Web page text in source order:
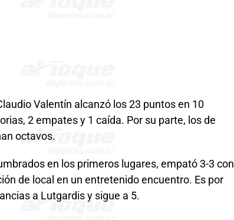
Valentín alcanzó los 23 puntos en 10
2 empates y 1 caída. Por su parte, los de
octavos.
en los primeros lugares, empató 3-3 con
de local en un entretenido encuentro. Es por
a Lutgardis y sigue a 5.